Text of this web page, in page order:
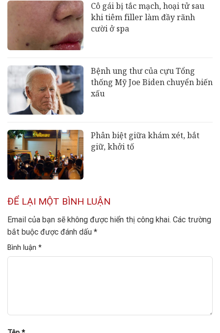
Cô gái bị tắc mạch, hoại tử sau
khi tiêm filler làm đầy rãnh
cười ở spa
Bệnh ung thư của cựu Tổng
thống Mỹ Joe Biden chuyển biến
xấu
Phân biệt giữa khám xét, bắt
giữ, khởi tố
ĐỂ LẠI MỘT BÌNH LUẬN
Email của bạn sẽ không được hiển thị công khai. Các trường
bắt buộc được đánh dấu *
Bình luận *